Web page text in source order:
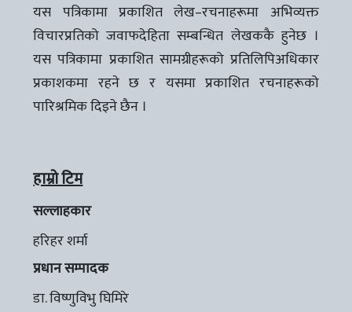
यस पत्रिकामा प्रकाशित लेख–रचनाहरूमा अभिव्यक्त
विचारप्रतिको जवाफदेहिता सम्बन्धित लेखककै हुनेछ ।
यस पत्रिकामा प्रकाशित सामग्रीहरूको प्रतिलिपिअधिकार
प्रकाशकमा रहने छ र यसमा प्रकाशित रचनाहरूको
पारिश्रमिक दिइने छैन ।
हाम्रो टिम
सल्लाहकार
हरिहर शर्मा
प्रधान सम्पादक
डा. विष्णुविभु घिमिरे